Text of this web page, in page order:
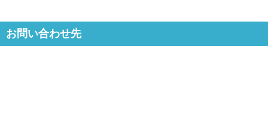
お問い合わせ先